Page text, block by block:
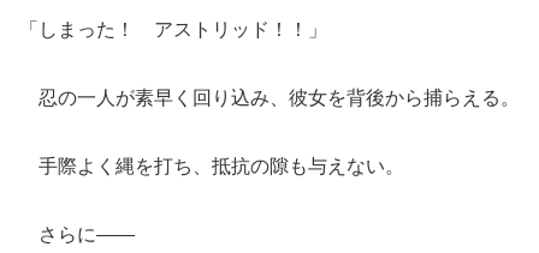
「しまった！ アストリッド！！」
忍の一人が素早く回り込み、彼女を背後から捕らえる。
手際よく縄を打ち、抵抗の隙も与えない。
さらに――